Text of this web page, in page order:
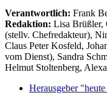
Verantwortlich: Frank
Redaktion: Lisa Brüßler,
(stellv. Chefredakteur),
Claus Peter Kosfeld,
vom Dienst), Sandra
Helmut Stoltenberg,
Herausgeber